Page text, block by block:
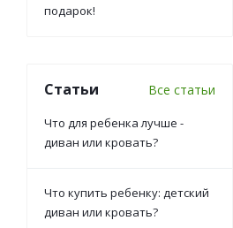
подарок!
Статьи Все статьи
Что для ребенка лучше -
диван или кровать?
Что купить ребенку: детский
диван или кровать?